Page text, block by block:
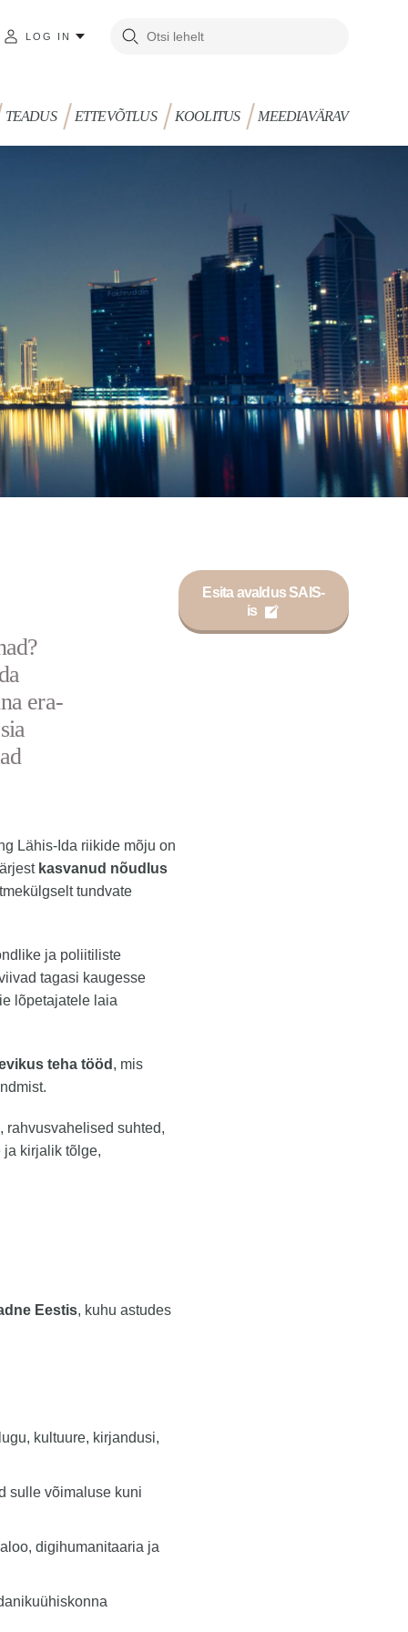
LOG IN
TEADUS ETTEVÕTLUS KOOLITUS MEEDIAVÄRAV
era-
Esita avaldus SAIS-
is
Lähis-Ida riikide mõju on
kasvanud nõudlus
tundvate
ja poliitiliste
tagasi kaugesse
lõpetajatele laia
teha tööd , mis
rahvusvahelised suhted,
kirjalik tõlge,
Eestis, kuhu astudes
kultuure, kirjandusi,
sulle võimaluse kuni
digihumanitaaria ja